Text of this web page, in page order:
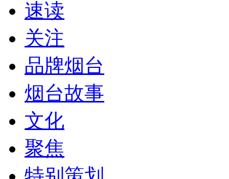
速读
关注
品牌烟台
烟台故事
文化
聚焦